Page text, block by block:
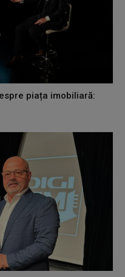
piața imobiliară: